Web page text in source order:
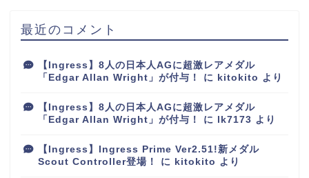
最近のコメント
【Ingress】8人の日本人AGに超激レアメダル
「Edgar Allan Wright」が付与！
に kitokito より
【Ingress】8人の日本人AGに超激レアメダル
「Edgar Allan Wright」が付与！
に lk7173 より
【Ingress】Ingress Prime Ver2.51!新メダル
Scout Controller登場！
に kitokito より